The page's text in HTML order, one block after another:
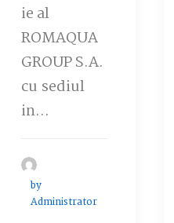
ie al
ROMAQUA
GROUP S.A.
cu sediul
in…
by
Administrator